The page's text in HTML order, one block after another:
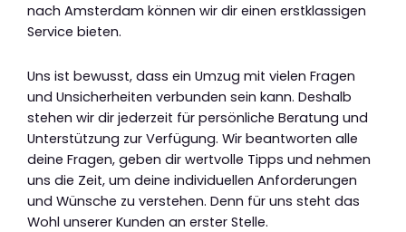
nach Amsterdam können wir dir einen erstklassigen
Service bieten.
Uns ist bewusst, dass ein Umzug mit vielen Fragen
und Unsicherheiten verbunden sein kann. Deshalb
stehen wir dir jederzeit für persönliche Beratung und
Unterstützung zur Verfügung. Wir beantworten alle
deine Fragen, geben dir wertvolle Tipps und nehmen
uns die Zeit, um deine individuellen Anforderungen
und Wünsche zu verstehen. Denn für uns steht das
Wohl unserer Kunden an erster Stelle.